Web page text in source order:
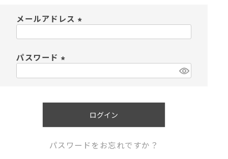
メールアドレス
パスワード
ログイン
パスワードをお忘れですか？